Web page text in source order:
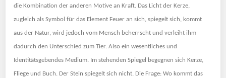
die Kombination der anderen Motive an Kraft. Das Licht der Kerze,
zugleich als Symbol für das Element Feuer an sich, spiegelt sich, kommt
aus der Natur, wird jedoch vom Mensch beherrscht und verleiht ihm
dadurch den Unterschied zum Tier. Also ein wesentliches und
Identitätsgebendes Medium. Im stehenden Spiegel begegnen sich Kerze,
Fliege und Buch. Der Stein spiegelt sich nicht. Die Frage: Wo kommt das